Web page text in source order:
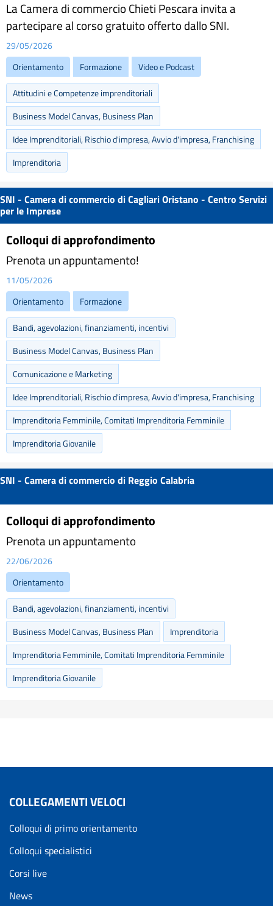
La Camera di commercio Chieti Pescara invita a
partecipare al corso gratuito offerto dallo SNI.
29/05/2026
Orientamento
Formazione Video e Podcast
Attitudini e Competenze imprenditoriali
Business Model Canvas, Business Plan
Idee Imprenditoriali, Rischio d'impresa, Avvio d'impresa, Franchising
Imprenditoria
SNI - Camera di commercio di Cagliari Oristano - Centro Servizi
per le Imprese
Colloqui di approfondimento
Prenota un appuntamento!
11/05/2026
Orientamento
Formazione
Bandi, agevolazioni, finanziamenti, incentivi
Business Model Canvas, Business Plan
Comunicazione e Marketing
Idee Imprenditoriali, Rischio d'impresa, Avvio d'impresa, Franchising
Imprenditoria Femminile, Comitati Imprenditoria Femminile
Imprenditoria Giovanile
SNI - Camera di commercio di Reggio Calabria
Colloqui di approfondimento
Prenota un appuntamento
22/06/2026
Orientamento
Bandi, agevolazioni, finanziamenti, incentivi
Business Model Canvas, Business Plan
Imprenditoria
Imprenditoria Femminile, Comitati Imprenditoria Femminile
Imprenditoria Giovanile
COLLEGAMENTI VELOCI
Colloqui di primo orientamento
Colloqui specialistici
Corsi live
News